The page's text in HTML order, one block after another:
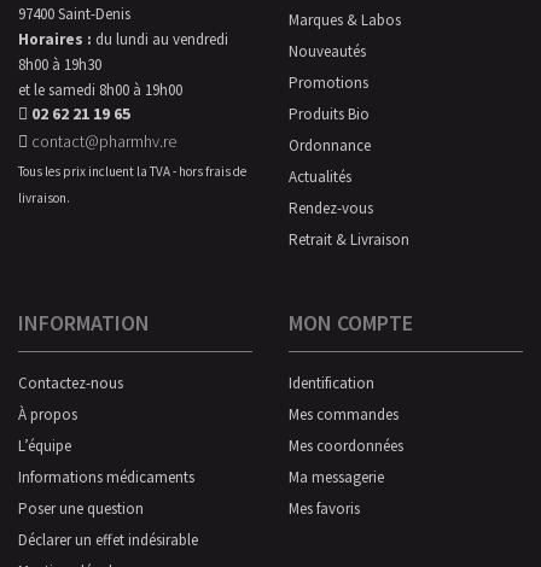
97400 Saint-Denis
Horaires : du lundi au vendredi
8h00 à 19h30
et le samedi 8h00 à 19h00
02 62 21 19 65
contact@pharmhv.re
Tous les prix incluent la TVA - hors frais de
livraison.
Marques & Labos
Nouveautés
Promotions
Produits Bio
Ordonnance
Actualités
Rendez-vous
Retrait & Livraison
INFORMATION
Contactez-nous
À propos
L’équipe
Informations médicaments
Poser une question
Déclarer un effet indésirable
MON COMPTE
Identification
Mes commandes
Mes coordonnées
Ma messagerie
Mes favoris